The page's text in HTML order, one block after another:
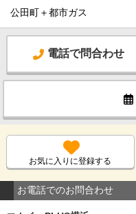
公田町＋都市ガス
電話で問合わせ
お気に入りに登録する
お電話でのお問合わせ